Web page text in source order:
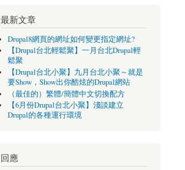
最新文章
Drupal8網頁的網址如何變更指定網址?
【Drupal台北輕鬆聚】一月台北Drupal輕
鬆聚
【Drupal台北小聚】九月台北小聚～就是
要Show，Show出你酷炫的Drupal網站
（最佳的）繁體/簡體中文切換配方
【6月份Drupal台北小聚】淺談建立
Drupal的各種運行環境
回應